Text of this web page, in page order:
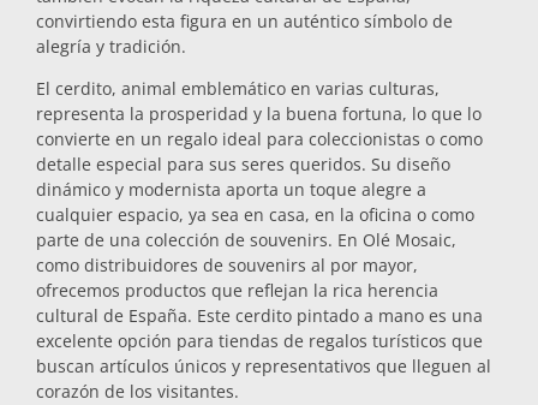
Vasos
Vasos de chupito
Souvenirs por ciudad
convirtiendo esta figura en un auténtico símbolo de
alegría y tradición.
El cerdito, animal emblemático en varias culturas,
representa la prosperidad y la buena fortuna, lo que lo
convierte en un regalo ideal para coleccionistas o como
detalle especial para sus seres queridos. Su diseño
dinámico y modernista aporta un toque alegre a
cualquier espacio, ya sea en casa, en la oficina o como
parte de una colección de souvenirs. En Olé Mosaic,
como distribuidores de souvenirs al por mayor,
ofrecemos productos que reflejan la rica herencia
cultural de España. Este cerdito pintado a mano es una
excelente opción para tiendas de regalos turísticos que
buscan artículos únicos y representativos que lleguen al
corazón de los visitantes.